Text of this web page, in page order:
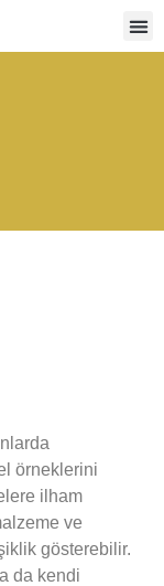
örneklerini
ilham
ve
gösterebilir.
da kendi